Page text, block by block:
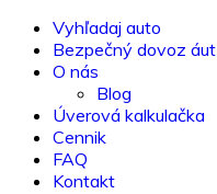
Vyhľadaj auto
Bezpečný dovoz áut
O nás
Blog
Úverová kalkulačka
Cennik
FAQ
Kontakt